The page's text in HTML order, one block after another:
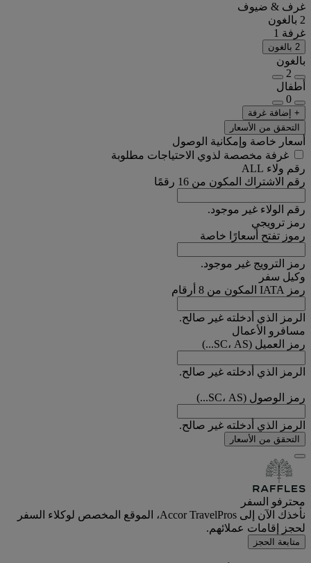
غرف & ضيوف
2 بالغون
غرفة 1
2 بالغون
بالغون
2
أطفال
0
+ إضافة غرفة
التحقق من الأسعار
أسعار خاصة وإمكانية الوصول
غرفة مخصصة لذوي الاحتياجات مطلوبة
رقم ولاء ALL
رقم الاشتراك المكون من 16 رقمًا
رقم الولاء غير موجود.
رمز ترويجي
رموز تفتح أسعارًا خاصة
رمز الترويج غير موجود.
وكيل سفر
رمز IATA المكون من 8 أرقام
الرمز الذي أدخلته غير صالح.
مسافرو الأعمال
رمز العميل (SC، AS...)
الرمز الذي أدخلته غير صالح.
رمز الوصول (SC، AS...)
الرمز الذي أدخلته غير صالح.
التحقق من الأسعار
محترفو السفر
نأخذك الآن إلى Accor TravelPros، الموقع المخصص لوكلاء السفر
لحجز إقامات عملائهم.
متابعة الحجز